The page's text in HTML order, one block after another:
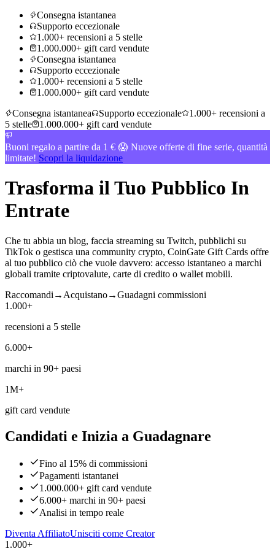
Consegna istantanea
Supporto eccezionale
1.000+ recensioni a 5 stelle
1.000.000+ gift card vendute
Consegna istantanea
Supporto eccezionale
1.000+ recensioni a 5 stelle
1.000.000+ gift card vendute
Consegna istantanea
Supporto eccezionale
1.000+ recensioni a
5 stelle
1.000.000+ gift card vendute
Buoni regalo a partire da 1 € 😱 Nuove offerte di fine serie, quantità
limitate! Scopri la liquidazione
Trasforma il Tuo Pubblico In
Entrate
Che tu abbia un blog, faccia streaming su Twitch, pubblichi su
TikTok o gestisca una community crypto, CoinGate Gift Cards offre
al tuo pubblico ciò che vuole davvero: accesso istantaneo a marchi
globali tramite criptovalute, carte di credito o wallet mobili.
Raccomandi → Acquistano→Guadagni commissioni
1.000+
recensioni a 5 stelle
6.000+
marchi in 90+ paesi
1M+
gift card vendute
Candidati e Inizia a Guadagnare
Fino al 15% di commissioni
Pagamenti istantanei
1.000.000+ gift card vendute
6.000+ marchi in 90+ paesi
Analisi in tempo reale
Diventa AffiliatoUnisciti come Creator
1.000+